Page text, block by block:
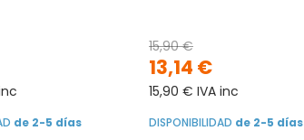
de 2-5 días
13,14 €
15,90 €
15,90 € IVA inc
DISPONIBILIDAD de 2-5 días